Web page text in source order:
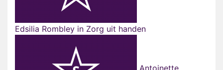
Edsilia Rombley in Zorg uit handen